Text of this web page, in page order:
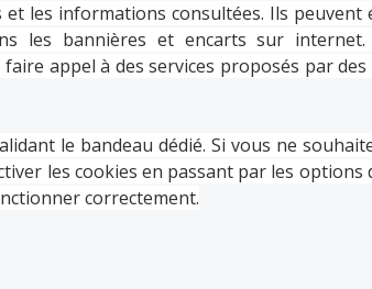
les informations consultées. Ils peuvent
les bannières et encarts sur internet.
appel à des services proposés par
le bandeau dédié. Si vous ne
les cookies en passant par les options
correctement.